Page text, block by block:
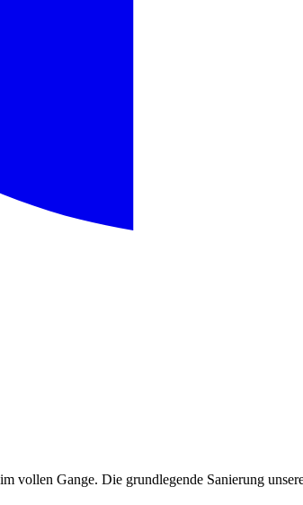
vollen Gange. Die grundlegende Sanierung